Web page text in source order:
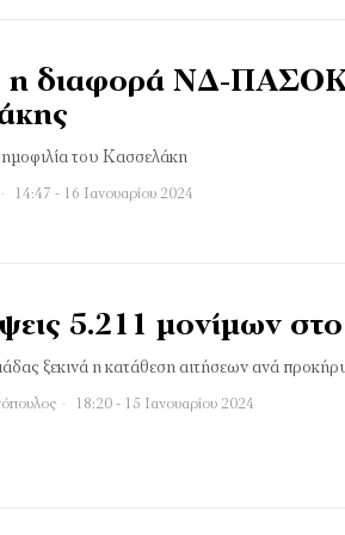
διαφορά ΝΔ-ΠΑΣΟΚ,
του Κασσελάκη
14:47 - 16 Ιανουαρίου 2024
5.211 μονίμων
ξεκινά η κατάθεση αιτήσεων ανά
18:20 - 15 Ιανουαρίου 2024